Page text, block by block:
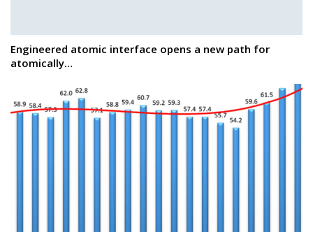
Engineered atomic interface opens a new path for
atomically…